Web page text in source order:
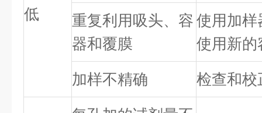
低
重复利用吸头、容
器和覆膜
使用加样
使用新的
加样不精确 检查和校